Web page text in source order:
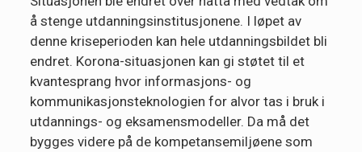
å stenge utdanningsinstitusjonene. I løpet av
denne kriseperioden kan hele utdanningsbildet bli
endret. Korona-situasjonen kan gi støtet til et
kvantesprang hvor informasjons- og
kommunikasjonsteknologien for alvor tas i bruk i
utdannings- og eksamensmodeller. Da må det
bygges videre på de kompetansemiljøene som